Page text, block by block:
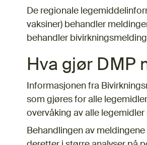
De regionale
vaksiner) behandler
behandler
Hva gjør DMP
Informasjonen fra
som gjøres for alle
overvåking av alle
Behandlingen av